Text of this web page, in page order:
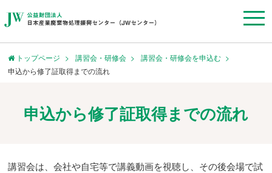
トップページ 講習会・研修会
講習会・研修会を申込む
申込から修了証取得までの流れ
申込から修了証取得までの流れ
講習会は、会社や自宅等で講義動画を視聴し、その後会場で試